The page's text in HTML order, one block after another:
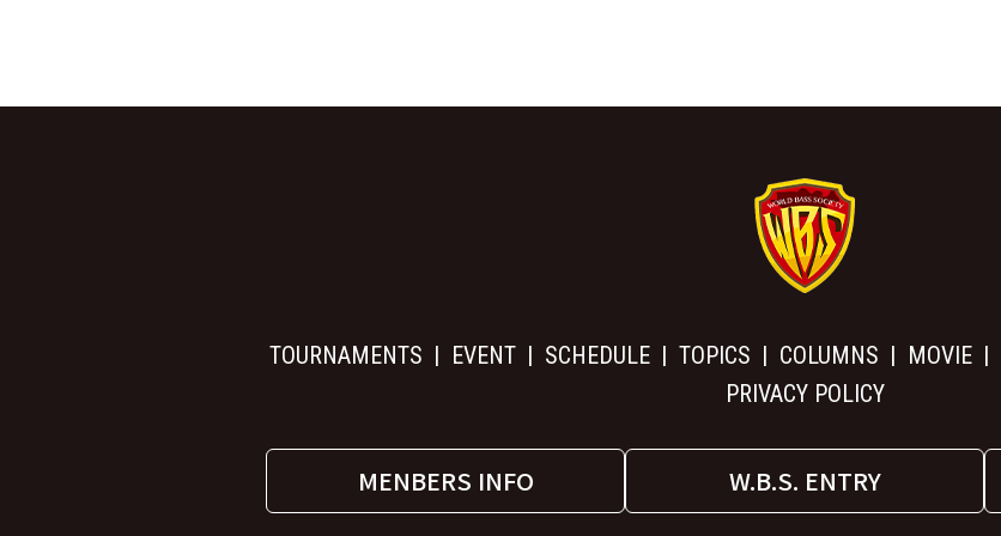
TOURNAMENTS EVENT SCHEDULE TOPICS COLUMNS MOVIE
PRIVACY POLICY
MENBERS INFO W.B.S. ENTRY